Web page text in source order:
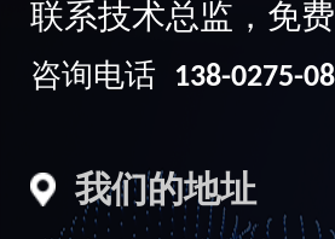
联系技术总监，免
咨询电话 138-0275-
我们的地址